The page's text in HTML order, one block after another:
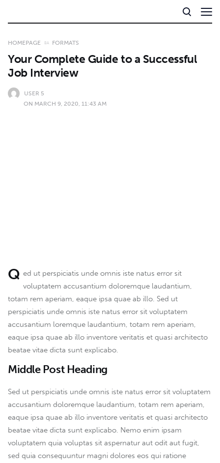
HOMEPAGE FORMATS
USER 5
ON MARCH 9, 2020, 11:43 AM
Your Complete Guide to a Successful
Job Interview
Q ed ut perspiciatis unde omnis iste natus error sit
voluptatem accusantium doloremque laudantium,
totam rem aperiam, eaque ipsa quae ab illo. Sed ut
perspiciatis unde omnis iste natus error sit voluptatem
accusantium loremque laudantium, totam rem aperiam,
eaque ipsa quae ab illo inventore veritatis et quasi architecto
beatae vitae dicta sunt explicabo.
Middle Post Heading
Sed ut perspiciatis unde omnis iste natus error sit voluptatem
accusantium doloremque laudantium, totam rem aperiam,
eaque ipsa quae ab illo inventore veritatis et quasi architecto
beatae vitae dicta sunt explicabo. Nemo enim ipsam
voluptatem quia voluptas sit aspernatur aut odit aut fugit,
sed quia consequuntur magni dolores eos qui ratione